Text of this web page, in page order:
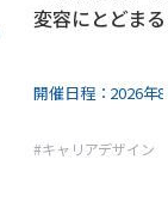
変容にとどま
開催日程： 2026年
#キャリアデザイン